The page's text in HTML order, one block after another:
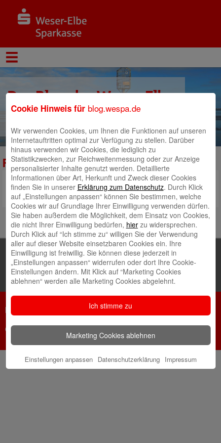
Der Blog der Weser-Elbe
Sparkasse
Rolf_Sünderbruch_Glockenstuhl_11
https://www.betterplace.org/de/projects/142938-der-klang-unserer-stadt
Netiquette Datenschutz
Impressum
Cookie-Einstellungen
Cookie Hinweis für blog.wespa.de
Wir verwenden Cookies, um Ihnen die Funktionen auf unseren
Internetauftritten optimal zur Verfügung zu stellen. Darüber
hinaus verwenden wir Cookies, die lediglich zu
Statistikzwecken, zur Reichweitenmessung oder zur Anzeige
personalisierter Inhalte genutzt werden. Detaillierte
Informationen über Art, Herkunft und Zweck dieser Cookies
finden Sie in unserer Erklärung zum Datenschutz. Durch Klick
auf „Einstellungen anpassen“ können Sie bestimmen, welche
Cookies wir auf Grundlage Ihrer Einwilligung verwenden dürfen.
Sie haben außerdem die Möglichkeit, dem Einsatz von Cookies,
die nicht Ihrer Einwilligung bedürfen, hierzu widersprechen.
Durch Klick auf “Ich stimme zu“ willigen Sie der Verwendung
aller auf dieser Website einsetzbaren Cookies ein. Ihre
Einwilligung ist freiwillig. Sie können diese jederzeit in
„Einstellungen anpassen“ widerrufen oder dort Ihre Cookie-
Einstellungen ändern. Mit Klick auf “Marketing Cookies
ablehnen“ werden alle Marketing Cookies abgelehnt.
Ich stimme zu
Marketing Cookies ablehnen
Einstellungen anpassen Datenschutzerklärung Impressum